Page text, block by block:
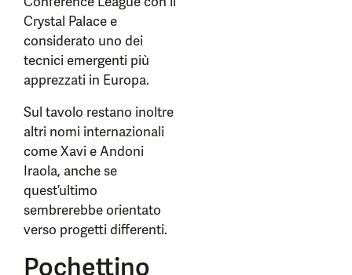
Crystal Palace e
considerato uno dei
tecnici emergenti più
apprezzati in Europa.
Sul tavolo restano inoltre
altri nomi internazionali
come Xavi e Andoni
Iraola, anche se
quest’ultimo
sembrerebbe orientato
verso progetti differenti.
Pochettino